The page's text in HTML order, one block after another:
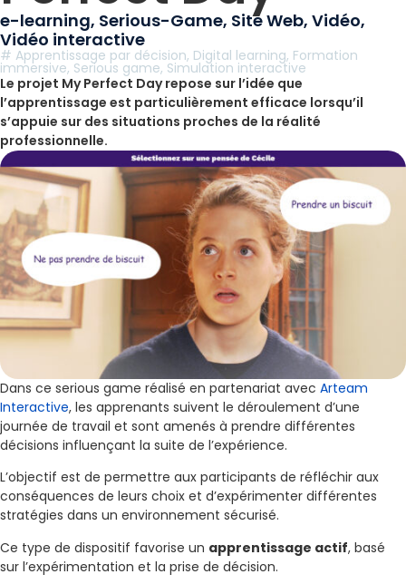
e-learning, Serious-Game, Site Web, Vidéo,
Vidéo interactive
# Apprentissage par décision, Digital learning, Formation
immersive, Serious game, Simulation interactive
Le projet My Perfect Day repose sur l’idée que
l’apprentissage est particulièrement efficace lorsqu’il
s’appuie sur des situations proches de la réalité
professionnelle.
Dans ce serious game réalisé en partenariat avec Arteam
Interactive, les apprenants suivent le déroulement d’une
journée de travail et sont amenés à prendre différentes
décisions influençant la suite de l’expérience.
L’objectif est de permettre aux participants de réfléchir aux
conséquences de leurs choix et d’expérimenter différentes
stratégies dans un environnement sécurisé.
Ce type de dispositif favorise un apprentissage actif, basé
sur l’expérimentation et la prise de décision.